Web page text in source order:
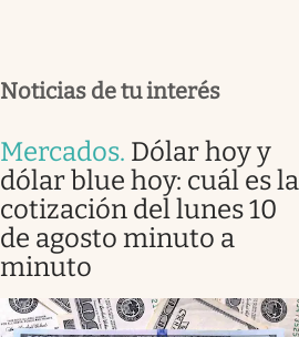
Noticias de tu interés
Mercados. Dólar hoy y
dólar blue hoy: cuál es la
cotización del lunes 10
de agosto minuto a
minuto